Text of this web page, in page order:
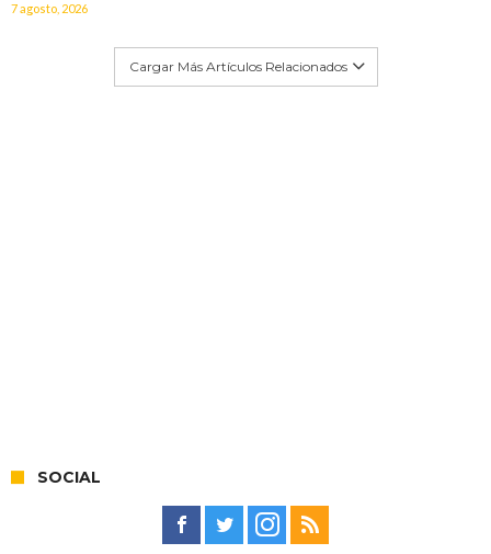
7 agosto, 2026
Cargar Más Artículos Relacionados
SOCIAL